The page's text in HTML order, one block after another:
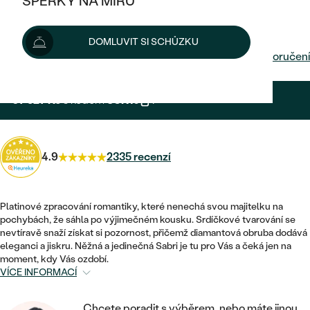
KOMBINOVANÉ ZLATO
DLE STYLU
BEZ KAMENE
ETERNITY
VYKROJENÉ
VINTAGE
NETRADIČNÍ
TEPANÉ
POSTRANNÍ KAMENY
HALO
VINTAGE
SNUBNÍ A ZÁSNUBNÍ SETY
SESTAV SI SVŮJ PRSTEN
ZAČÍT S PRSTENEM
VÝPRODEJ
KDYŽ ŠPERKY POMÁHAJÍ
DLE TYPU
NÁUŠNICE
PRSTENY
PŘÍVĚSKY
NÁRAMKY
SETY
PÁNSKÉ ŠPERKY
PLATINOVÉ
PECKOVÉ
KRUHOVÉ
VISACÍ
SOLITÉR
ZLATÉ
STŘÍBRNÉ
DLE STYLU
SOLITÉR
NAROZENÍ DÍTĚTE
PERSONALIZOVANÉ
SE ZNAMENÍM ZVĚROKRUHU
ŠPERKY SKLADEM
VÝPRODEJ
DLE MATERIÁLU
ZLATÉ
STŘÍBRNÉ
PLATINOVÉ
DLE STYLU
ETERNITY
DOMLUVIT SI SCHŮZKU
75 030 Kč
Možnosti doručení
67 527 Kčs kódemSUN10 .
4.9 2335 recenzí
Platinové zpracování romantiky, které nenechá svou majitelku na
pochybách, že sáhla po výjimečném kousku. Srdíčkové tvarování se
nevtíravě snaží získat si pozornost, přičemž diamantová obruba dodává
eleganci a jiskru. Něžná a jedinečná Sabri je tu pro Vás a čeká jen na
moment, kdy Vás ozdobí.
VÍCE INFORMACÍ